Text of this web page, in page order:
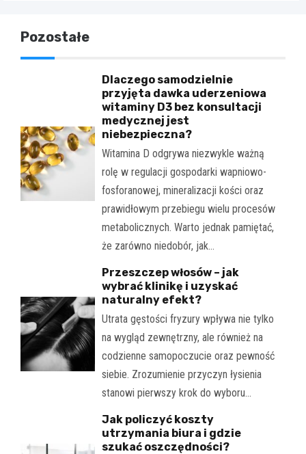
Pozostałe
Dlaczego samodzielnie
przyjęta dawka uderzeniowa
witaminy D3 bez konsultacji
medycznej jest
niebezpieczna?
Witamina D odgrywa niezwykle ważną
rolę w regulacji gospodarki wapniowo-
fosforanowej, mineralizacji kości oraz
prawidłowym przebiegu wielu procesów
metabolicznych. Warto jednak pamiętać,
że zarówno niedobór, jak…
Przeszczep włosów – jak
wybrać klinikę i uzyskać
naturalny efekt?
Utrata gęstości fryzury wpływa nie tylko
na wygląd zewnętrzny, ale również na
codzienne samopoczucie oraz pewność
siebie. Zrozumienie przyczyn łysienia
stanowi pierwszy krok do wyboru…
Jak policzyć koszty
utrzymania biura i gdzie
szukać oszczędności?